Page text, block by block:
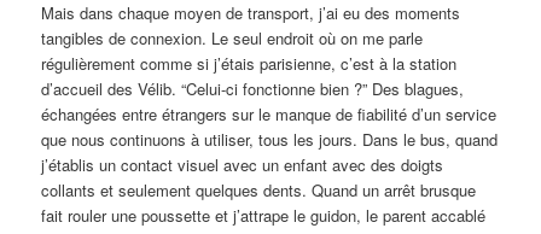
Mais dans chaque moyen de transport, j’ai eu des moments
tangibles de connexion. Le seul endroit où on me parle
régulièrement comme si j’étais parisienne, c’est à la station
d’accueil des Vélib. “Celui-ci fonctionne bien ?” Des blagues,
échangées entre étrangers sur le manque de fiabilité d’un service
que nous continuons à utiliser, tous les jours. Dans le bus, quand
j’établis un contact visuel avec un enfant avec des doigts
collants et seulement quelques dents. Quand un arrêt brusque
fait rouler une poussette et j’attrape le guidon, le parent accablé